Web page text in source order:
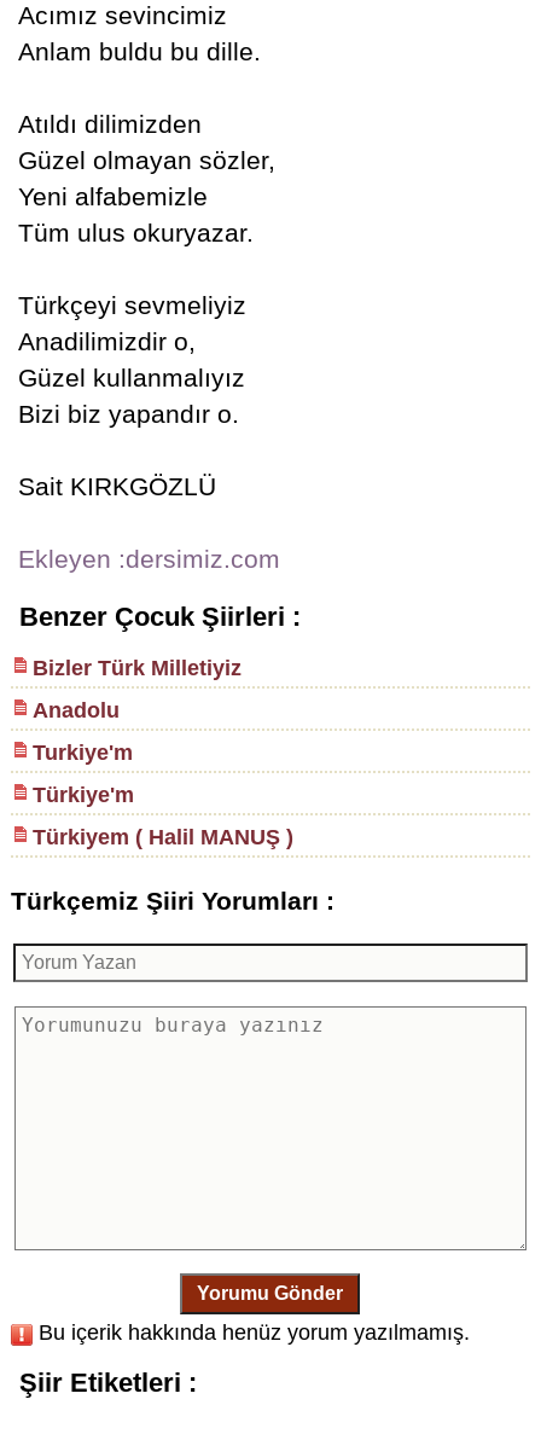
Acımız sevincimiz
Anlam buldu bu dille.
Atıldı dilimizden
Güzel olmayan sözler,
Yeni alfabemizle
Tüm ulus okuryazar.
Türkçeyi sevmeliyiz
Anadilimizdir o,
Güzel kullanmalıyız
Bizi biz yapandır o.
Sait KIRKGÖZLÜ
Ekleyen :dersimiz.com
Benzer Çocuk Şiirleri :
Bizler Türk Milletiyiz
Anadolu
Turkiye'm
Türkiye'm
Türkiyem ( Halil MANUŞ )
Türkçemiz Şiiri Yorumları :
Yorumu Gönder
Bu içerik hakkında henüz yorum yazılmamış.
Şiir Etiketleri :